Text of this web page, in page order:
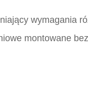
wymagania
montowane